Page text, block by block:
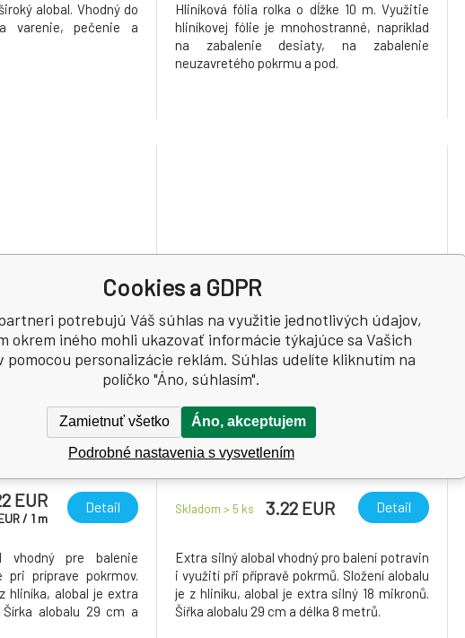
alobal. Vhodný do
varenie, pečenie a
Hliníková fólia rolka o dĺžke 10 m. Využitie
hliníkovej fólie je mnohostranné, napríklad
na zabalenie desiaty, na zabalenie
neuzavretého pokrmu a pod.
29 cm, sila
µ, dĺžka 20 m
EUR
/ 1 m
Detail
vhodný pre balenie
príprave pokrmov.
hliníka, alobal je extra
alobalu 29 cm a
Fino Alobal na grilovanie, sila 18
μ, dĺžka 8 metrov
Skladom > 5 ks 3.22 EUR Detail
Extra silný alobal vhodný pro balení potravin
i využití při přípravě pokrmů. Složení alobalu
je z hliníku, alobal je extra silný 18 mikronů.
Šířka alobalu 29 cm a délka 8 metrů.
Cookies a GDPR
potrebujú Váš súhlas na využitie jednotlivých údajov,
okrem iného mohli ukazovať informácie týkajúce sa Vašich
pomocou personalizácie reklám. Súhlas udelíte kliknutím na
políčko "Áno, súhlasím".
Zamietnuť všetko Áno, akceptujem
Podrobné nastavenia s vysvetlením